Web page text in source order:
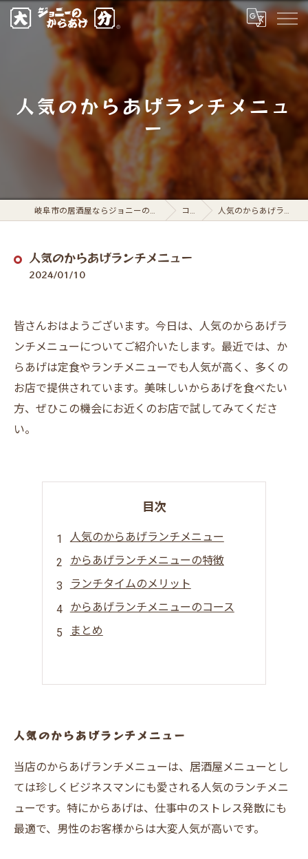
人気のからあげランチメニュ
ー
岐阜市の居酒屋ならジョニーのからあげ 岐阜駅前店 コラム 人気のからあげランチメニュー
人気のからあげランチメニュー
2024/01/10
皆さんおはようございます。今日は、人気のからあげラ
ンチメニューについてご紹介いたします。最近では、か
らあげは定食やランチメニューでも人気が高く、多くの
お店で提供されています。美味しいからあげを食べたい
方、ぜひこの機会にお近くのお店で試してみてくださ
い。
目次
人気のからあげランチメニュー
からあげランチメニューの特徴
ランチタイムのメリット
からあげランチメニューのコース
まとめ
人気のからあげランチメニュー
当店のからあげランチメニューは、居酒屋メニューとし
ては珍しくビジネスマンにも愛される人気のランチメニ
ューです。特にからあげは、仕事中のストレス発散にも
最適で、男性のお客様からは大変人気が高いです。